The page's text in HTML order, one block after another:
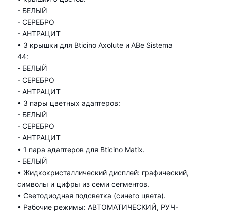
- БЕЛЫЙ
- СЕРЕБРО
- АНТРАЦИТ
• 3 крышки для Bticino Axolute и AВe Sistema
44:
- БЕЛЫЙ
- СЕРЕБРО
- АНТРАЦИТ
• 3 пары цветных адаптеров:
- БЕЛЫЙ
- СЕРЕБРО
- АНТРАЦИТ
• 1 пара адаптеров для Bticino Matix.
- БЕЛЫЙ
• Жидкокристаллический дисплей: графический,
символы и цифры из семи сегментов.
• Светодиодная подсветка (синего цвета).
• Рабочие режимы: АВТОМАТИЧЕСКИЙ, РУЧ-